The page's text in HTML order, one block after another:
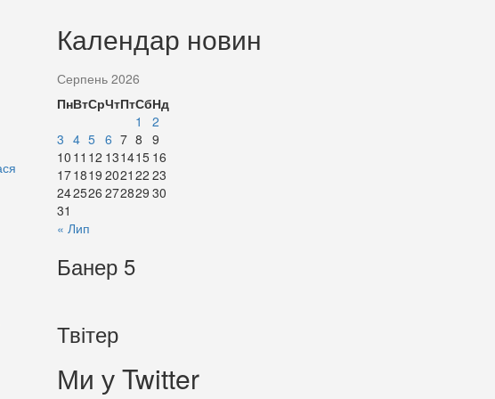
Календар новин
Серпень 2026
ПнВтСрЧтПтСбНд
1
2
3 4 5 6 7 8 9
10 11 12 131415 16
171819 2021 22 23
242526 272829 30
31
« Лип
Банер 5
Твітер
Ми у Twitter